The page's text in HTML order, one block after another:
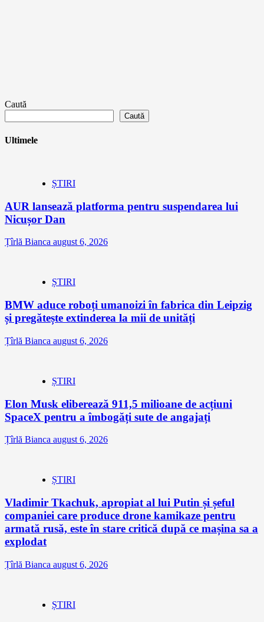
Caută
Caută
Ultimele
ȘTIRI
AUR lansează platforma pentru suspendarea lui
Nicușor Dan
Țîrlă Bianca august 6, 2026
ȘTIRI
BMW aduce roboți umanoizi în fabrica din Leipzig
și pregătește extinderea la mii de unități
Țîrlă Bianca august 6, 2026
ȘTIRI
Elon Musk eliberează 911,5 milioane de acțiuni
SpaceX pentru a îmbogăți sute de angajați
Țîrlă Bianca august 6, 2026
ȘTIRI
Vladimir Tkachuk, apropiat al lui Putin și șeful
companiei care produce drone kamikaze pentru
armată rusă, este în stare critică după ce mașina sa a
explodat
Țîrlă Bianca august 6, 2026
ȘTIRI